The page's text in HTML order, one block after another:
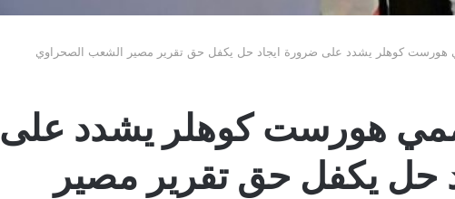
هورست كوهلر يشدد على ضرورة ايجاد حل يكفل حق تقرير مصير الشعب الصحراوي
هورست كوهلر يشدد على
حل يكفل حق تقرير مصير